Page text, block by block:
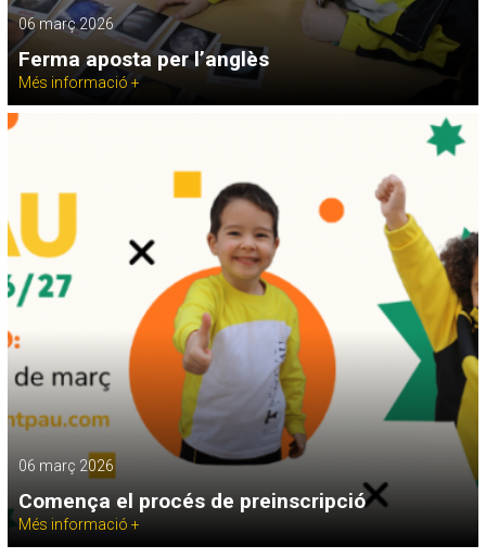
06 març 2026
Ferma aposta per l’anglès
Més informació +
06 març 2026
Comença el procés de preinscripció
Més informació +